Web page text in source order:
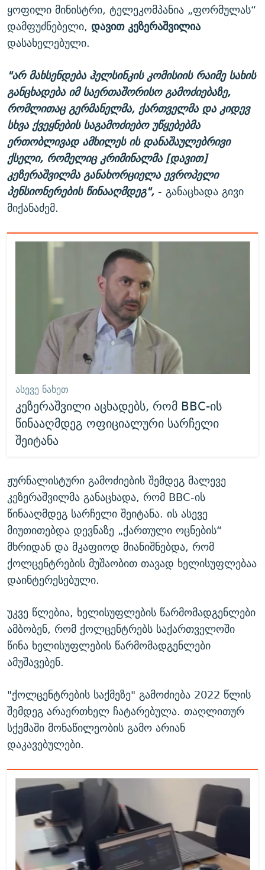
ყოფილი მინისტრი, ტელეკომპანია „ფორმულას“
დამფუძნებელი, დავით კეზერაშვილია
დასახელებული.
"არ მახსენდება ჰელსინკის კომისიის რაიმე სახის
განცხადება იმ საერთაშორისო გამოძიებაზე,
რომლითაც გერმანელმა, ქართველმა და კიდევ
სხვა ქვეყნების საგამოძიებო უწყებებმა
ერთობლივად ამხილეს ის დანაშაულებრივი
ქსელი, რომელიც კრიმინალმა [დავით]
კეზერაშვილმა განახორციელა ევროპელი
პენსიონერების წინააღმდეგ",- განაცხადა გივი
მიქანაძემ.
ᲐᲡᲔᲕᲔ ᲜᲐᲮᲔᲗ
კეზერაშვილი აცხადებს, რომ BBC-ის
წინააღმდეგ ოფიციალური სარჩელი
შეიტანა
ჟურნალისტური გამოძიების შემდეგ მალევე
კეზერაშვილმა განაცხადა, რომ BBC-ის
წინააღმდეგ სარჩელი შეიტანა. ის ასევე
მიუთითებდა დევნაზე „ქართული ოცნების“
მხრიდან და მკაფიოდ მიანიშნებდა, რომ
ქოლცენტრების მუშაობით თავად ხელისუფლებაა
დაინტერესებული.
უკვე წლებია, ხელისუფლების წარმომადგენლები
ამბობენ, რომ ქოლცენტრებს საქართველოში
წინა ხელისუფლების წარმომადგენლები
ამუშავებენ.
"ქოლცენტრების საქმეზე" გამოძიება 2022 წლის
შემდეგ არაერთხელ ჩატარებულა. თაღლითურ
სქემაში მონაწილეობის გამო არიან
დაკავებულები.